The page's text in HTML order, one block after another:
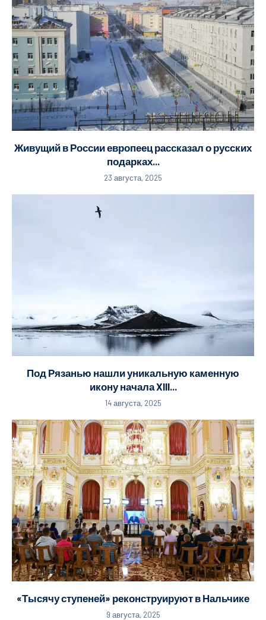
Живущий в России европеец рассказал о русских
подарках...
23 августа, 2025
Под Рязанью нашли уникальную каменную
икону начала XIII...
14 августа, 2025
«Тысячу ступеней» реконструируют в Нальчике
9 августа, 2025